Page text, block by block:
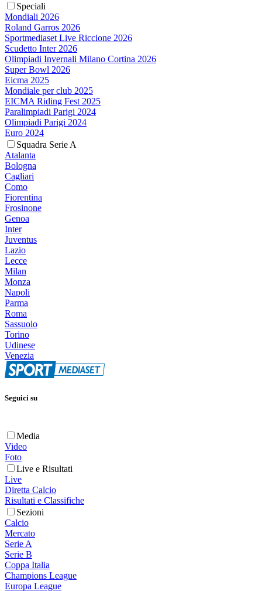
Speciali
Mondiali 2026
Roland Garros 2026
Sportmediaset Live Riccione 2026
Scudetto Inter 2026
Olimpiadi Invernali Milano Cortina 2026
Super Bowl 2026
Eicma 2025
Mondiale per club 2025
EICMA Riding Fest 2025
Paralimpiadi Parigi 2024
Olimpiadi Parigi 2024
Euro 2024
Squadra Serie A
Atalanta
Bologna
Cagliari
Como
Fiorentina
Frosinone
Genoa
Inter
Juventus
Lazio
Lecce
Milan
Monza
Napoli
Parma
Roma
Sassuolo
Torino
Udinese
Venezia
Seguici su
Media
Video
Foto
Live e Risultati
Live
Diretta Calcio
Risultati e Classifiche
Sezioni
Calcio
Mercato
Serie A
Serie B
Coppa Italia
Champions League
Europa League